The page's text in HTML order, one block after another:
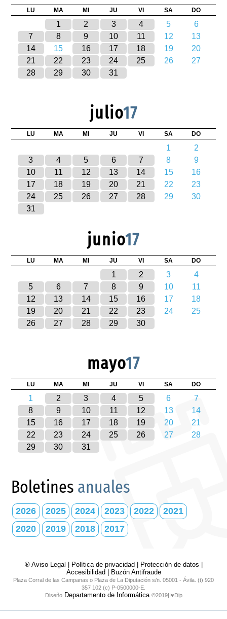
LU MA MI JU VI SA DO
1 2 3 4 5
6
7
8 9 10 11 12
13
14
15 16 17 18 19
20
21
22 23 24 25 26
27
28
29 30 31
julio17
LU MA MI JU VI SA DO
1
2
3
4 5 6 7 8
9
10
11 12 13 14 15
16
17
18 19 20 21 22
23
24
25 26 27 28 29
30
31
junio17
LU MA MI JU VI SA DO
1 2 3
4
5
6 7 8 9 10
11
12
13 14 15 16 17
18
19
20 21 22 23 24
25
26
27 28 29 30
mayo17
LU MA MI JU VI SA DO
1 2 3 4 5 6
7
8
9 10 11 12 13
14
15
16 17 18 19 20
21
22
23 24 25 26 27
28
29
30 31
Boletines anuales
2026 2025 2024 2023 2022
2021
2020
2019 2018 2017
® Aviso Legal | Política de privacidad| Protección de datos |
Accesibilidad| Buzón Antifraude
Plaza Corral de las Campanas o Plaza de La Diputación s/n. 05001 - Ávila. (t) 920
357 102 (c) P-0500000-E.
DiseñoDepartamento de Informática ©2019|I♥Dip